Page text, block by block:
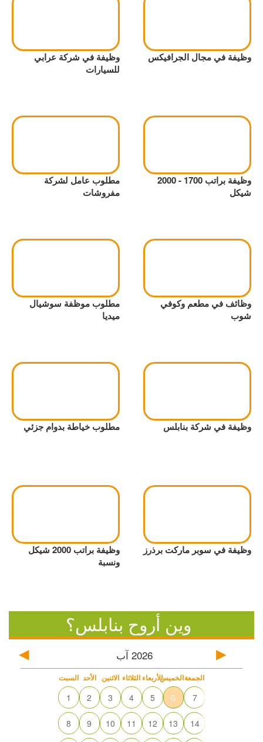
وظيفة في مجال الجرافيكس
وظيفة في شركة عرابي
للسيارات
وظيفة براتب 1700 - 2000
شيكل
مطلوب عامل لشركة
مفروشات
وظائف في مطعم وكوفي
شوب
مطلوب موظفة سوشيال
ميديا
وظيفة في شركة بنابلس مطلوب خياطة بدوام جزئي
وظيفة في سوبر ماركت برذرز
وظيفة براتب 2000 شيكل
ونسبة
وين أروح بنابلس؟
2026 آب
السبت الأحد الاثنين الثلاثاء الأربعاءالخميسالجمعة
1 2 3 4 5 6 7
8 9 10 11 12 13 14